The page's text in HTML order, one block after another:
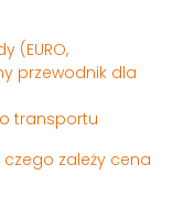
(EURO,
przewodnik dla
zależy cena